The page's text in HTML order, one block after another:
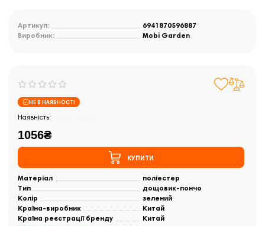
Артикул:
6941870596887
Виробник:
Mobi Garden
НЕ В НАЯВНОСТІ
1056₴
КУПИТИ
Матеріал
поліестер
Тип
дощовик-пончо
Колір
зелений
Країна-виробник
Китай
Країна реєстрації бренду
Китай